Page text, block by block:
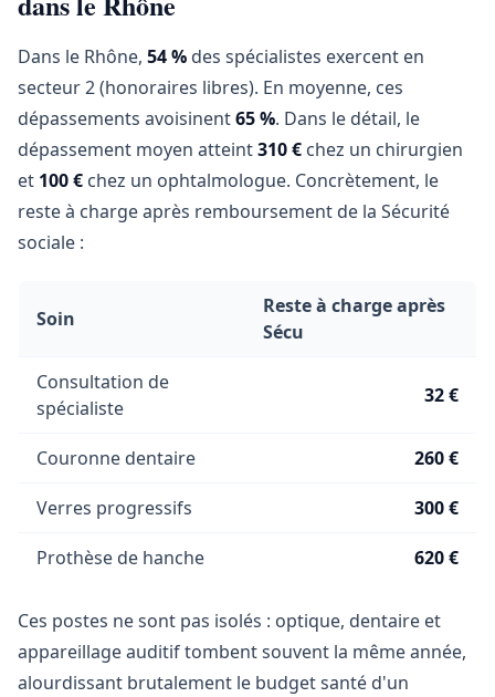
Dans le Rhône, 54 % des spécialistes exercent en
secteur 2 (honoraires libres). En moyenne, ces
dépassements avoisinent65 %. Dans le détail, le
dépassement moyen atteint310 € chez un chirurgien
et 100 € chez un ophtalmologue. Concrètement, le
reste à charge après remboursement de la Sécurité
sociale :
Soin
Reste à charge après
Sécu
Consultation de
spécialiste
32 €
Couronne dentaire 260 €
Verres progressifs 300 €
Prothèse de hanche 620 €
Ces postes ne sont pas isolés : optique, dentaire et
appareillage auditif tombent souvent la même année,
alourdissant brutalement le budget santé d'un